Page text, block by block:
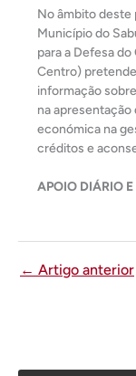
No âmbito
Município do
para a Defesa
Centro)
informação
na
económica na
créditos e
APOIO DIÁRIO
← Artigo anterior